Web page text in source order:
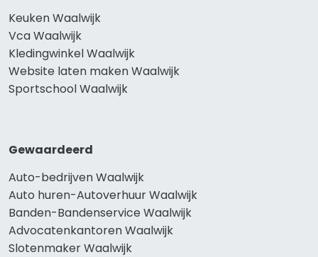
Keuken Waalwijk
Vca Waalwijk
Kledingwinkel Waalwijk
Website laten maken Waalwijk
Sportschool Waalwijk
Gewaardeerd
Auto-bedrijven Waalwijk
Auto huren-Autoverhuur Waalwijk
Banden-Bandenservice Waalwijk
Advocatenkantoren Waalwijk
Slotenmaker Waalwijk